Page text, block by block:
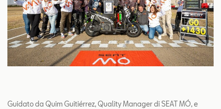
Guidato da Quim Guitiérrez, Quality Manager di SEAT MÓ, e